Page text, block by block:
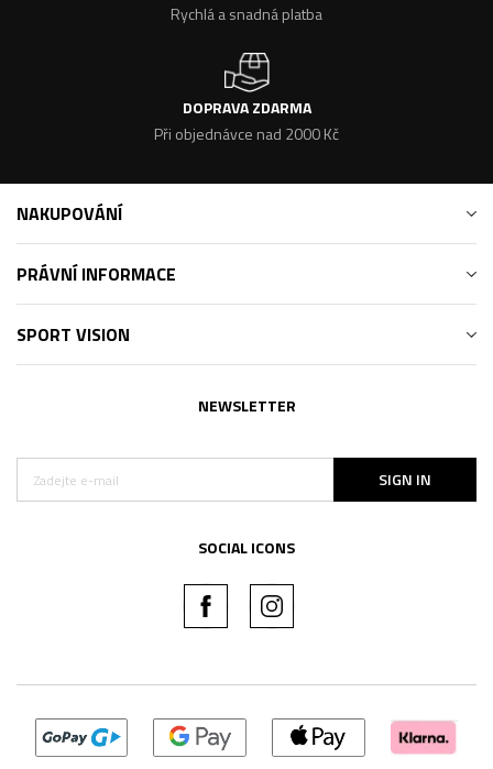
Rychlá a snadná platba
DOPRAVA ZDARMA
Při objednávce nad 2000 Kč
NAKUPOVÁNÍ
PRÁVNÍ INFORMACE
SPORT VISION
NEWSLETTER
SIGN IN
SOCIAL ICONS